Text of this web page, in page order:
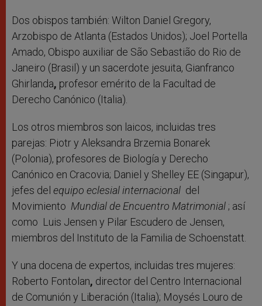
Dos obispos también: Wilton Daniel Gregory,
Arzobispo de Atlanta (Estados Unidos); Joel Portella
Amado, Obispo auxiliar de São Sebastião do Rio de
Janeiro (Brasil) y un sacerdote jesuita, Gianfranco
Ghirlanda, profesor emérito de la Facultad de
Derecho Canónico (Italia).
Los otros miembros son laicos, incluidas tres
parejas: Piotr y Aleksandra Brzemia Bonarek
(Polonia), profesores de Biología y Derecho
Canónico en Cracovia; Daniel y Shelley EE (Singapur),
jefes del equipo eclesial internacional del
Movimiento Mundial de Encuentro Matrimonial ; así
como Luis Jensen y Pilar Escudero de Jensen,
miembros del Instituto de la Familia de Schoenstatt.
Y una docena de expertos, incluidas tres mujeres:
Roberto Fontolan, director del Centro Internacional
de Comunión y Liberación (Italia); Moysés Louro de